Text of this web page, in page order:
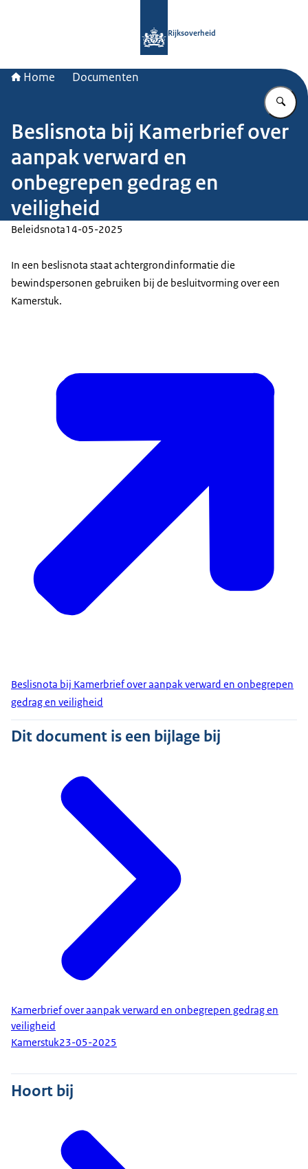
Rijksoverheid
Home Documenten
Beslisnota bij Kamerbrief over
aanpak verward en
onbegrepen gedrag en
veiligheid
Beleidsnota14-05-2025
In een beslisnota staat achtergrondinformatie die
bewindspersonen gebruiken bij de besluitvorming over een
Kamerstuk.
Beslisnota bij Kamerbrief over aanpak verward en onbegrepen
gedrag en veiligheid
Dit document is een bijlage bij
Kamerbrief over aanpak verward en onbegrepen gedrag en
veiligheid
Kamerstuk23-05-2025
Hoort bij